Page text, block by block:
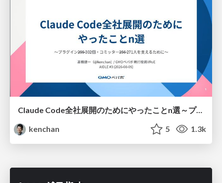
Claude Code全社展開のためにやったことn選～プラグイン302個・コミッター271人を支えるために～
kenchan
5 1.3k